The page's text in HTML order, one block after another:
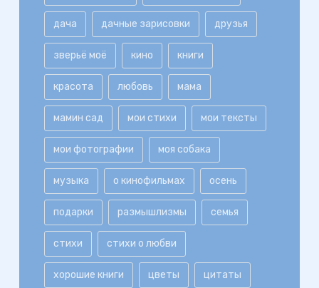
дача дачные зарисовки друзья
зверьё моё кино книги
красота любовь мама
мамин сад мои стихи мои тексты
мои фотографии моя собака
музыка о кинофильмах осень
подарки размышлизмы семья
стихи стихи о любви
хорошие книги цветы цитаты